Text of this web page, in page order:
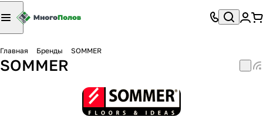
Главная Бренды SOMMER
SOMMER